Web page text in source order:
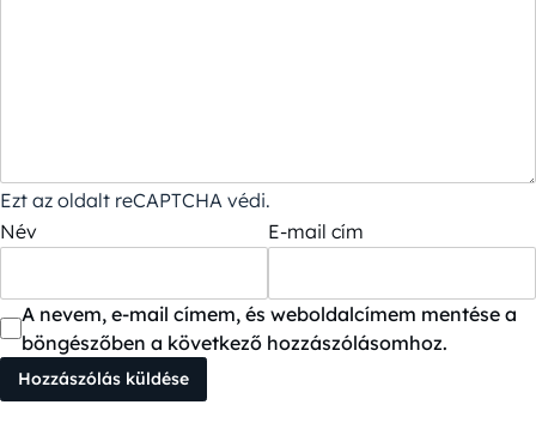
Ezt az oldalt reCAPTCHA védi.
Név
E-mail cím
A nevem, e-mail címem, és weboldalcímem mentése a
böngészőben a következő hozzászólásomhoz.